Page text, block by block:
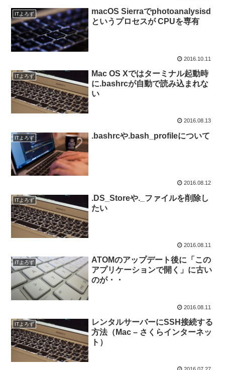
ITよろず
macOS Sierraでphotoanalysisd
というプロセスが CPUを専有
2016.10.11
ITよろず
Mac OS Xではターミナル起動時
に.bashrcが自動で読み込まれな
い
2016.08.13
ITよろず .bashrcや.bash_profileについて
2016.08.12
ITよろず
.DS_Storeや._ファイルを削除し
たい
2016.08.11
ITよろず
ATOMのアップデート後に「この
アプリケーションで開く」に古い
のが・・
2016.08.11
ITよろず
レンタルサーバーにSSH接続する
方法（Mac – さくらインターネッ
ト）